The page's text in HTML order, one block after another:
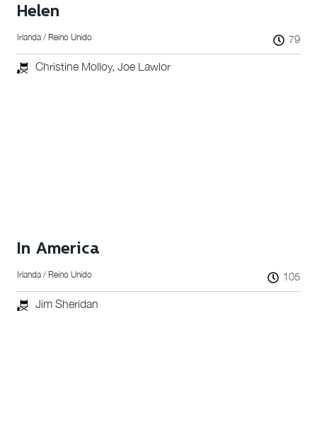
Helen
Irlanda / Reino Unido 79
Christine Molloy, Joe Lawlor
In America
Irlanda / Reino Unido 105
Jim Sheridan